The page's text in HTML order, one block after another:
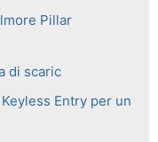
Pillar
di scaric
Entry per un